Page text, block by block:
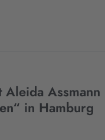
Assmann
in Hamburg